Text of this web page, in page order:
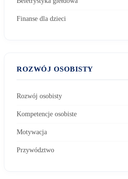
Finanse dla dzieci
ROZWÓJ OSOBISTY
Rozwój osobisty
Kompetencje osobiste
Motywacja
Przywództwo